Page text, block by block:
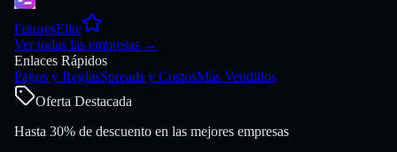
FuturesElite
Ver todas las empresas →
Enlaces Rápidos
Pagos y ReglasSpreads y CostosMás Vendidos
Oferta Destacada
Hasta 30% de descuento en las mejores empresas